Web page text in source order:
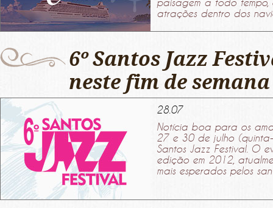
paisagem a todo tempo,
atrações dentro dos
6º Santos Jazz
neste fim de semana
28.07
Notícia boa para os
27 e 30 de julho
Santos Jazz Festival. O
edição em 2012,
mais esperados pelos